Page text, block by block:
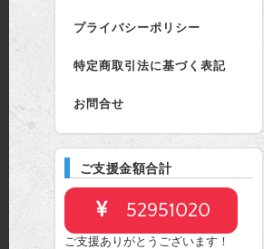
プライバシーポリシー
特定商取引法に基づく表記
お問合せ
ご支援金額合計
52951020
ご支援ありがとうございます！